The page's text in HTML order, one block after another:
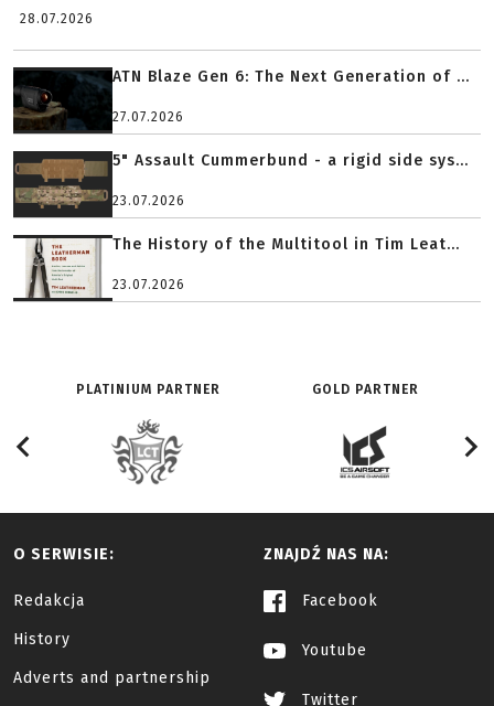
28.07.2026
ATN Blaze Gen 6: The Next Generation of ...
27.07.2026
5" Assault Cummerbund - a rigid side sys...
23.07.2026
The History of the Multitool in Tim Leat...
23.07.2026
PLATINIUM PARTNER GOLD PARTNER
O SERWISIE:
Redakcja
History
Adverts and partnership
ZNAJDŹ NAS NA:
Facebook
Youtube
Twitter